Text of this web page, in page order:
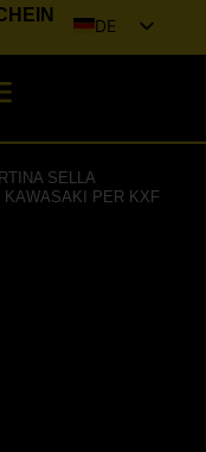
DE
FR
SELLA
KAWASAKI PER KXF